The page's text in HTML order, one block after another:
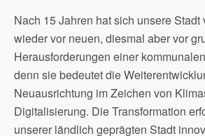
Nach 15 Jahren hat sich unsere Stadt
wieder vor neuen, diesmal aber vor
Herausforderungen einer
denn sie bedeutet die
Neuausrichtung im Zeichen von
Digitalisierung. Die Transformation
unserer ländlich geprägten Stadt